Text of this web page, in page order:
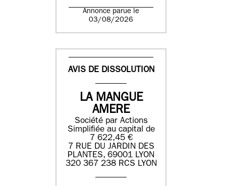
Annonce parue le
03/08/2026
AVIS DE DISSOLUTION
LA MANGUE
AMERE
Société par Actions
Simplifiée au capital de
7 622,45 €
7 RUE DU JARDIN DES
PLANTES, 69001 LYON
320 367 238 RCS LYON